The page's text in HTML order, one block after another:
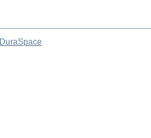
DuraSpace